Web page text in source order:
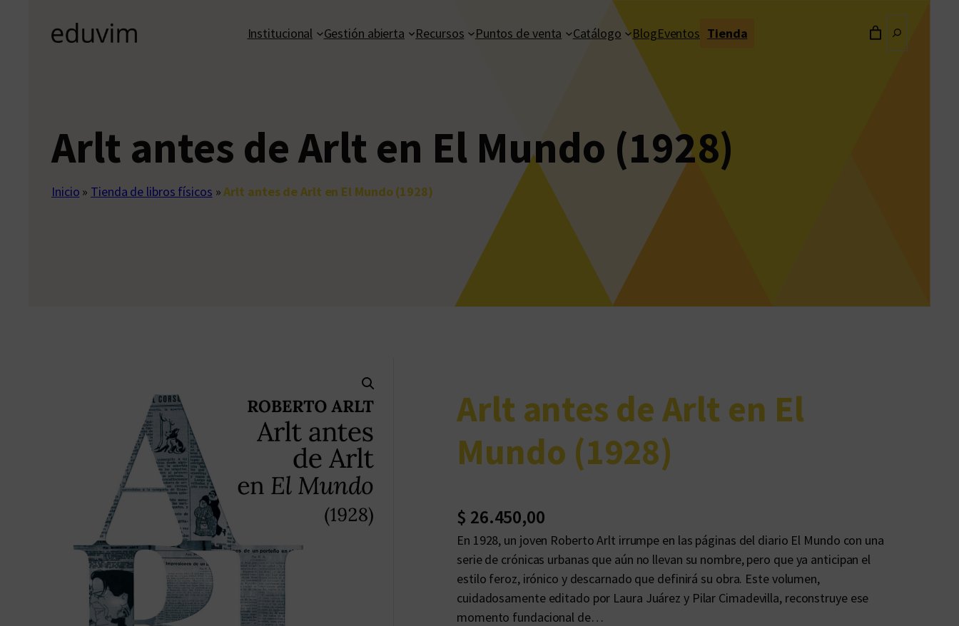
Institucional Gestión abierta Recursos Puntos de venta Catálogo BlogEventos Tienda
Arlt antes de Arlt en El Mundo (1928)
Inicio » Tienda de libros físicos »Arlt antes de Arlt en El Mundo (1928)
Arlt antes de Arlt en El
Mundo (1928)
$ 26.450,00
En 1928, un joven Roberto Arlt irrumpe en las páginas del diario El Mundo con una
serie de crónicas urbanas que aún no llevan su nombre, pero que ya anticipan el
estilo feroz, irónico y descarnado que definirá su obra. Este volumen,
cuidadosamente editado por Laura Juárez y Pilar Cimadevilla, reconstruye ese
momento fundacional de…